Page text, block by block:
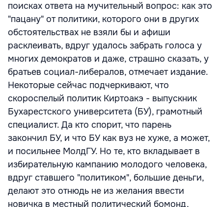
поисках ответа на мучительный вопрос: как это
"пацану" от политики, которого они в других
обстоятельствах не взяли бы и афиши
расклеивать, вдруг удалось забрать голоса у
многих демократов и даже, страшно сказать, у
братьев социал-либералов, отмечает издание.
Некоторые сейчас подчеркивают, что
скороспелый политик Киртоакэ - выпускник
Бухарестского университета (БУ), грамотный
специалист. Да кто спорит, что парень
закончил БУ, и что БУ как вуз не хуже, а может,
и посильнее МолдГУ. Но те, кто вкладывает в
избирательную кампанию молодого человека,
вдруг ставшего "политиком", большие деньги,
делают это отнюдь не из желания ввести
новичка в местный политический бомонд,